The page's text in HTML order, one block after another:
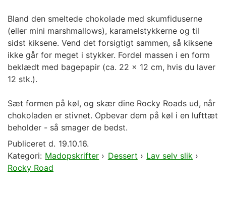
Bland den smeltede chokolade med skumfiduserne
(eller mini marshmallows), karamelstykkerne og til
sidst kiksene. Vend det forsigtigt sammen, så kiksene
ikke går for meget i stykker. Fordel massen i en form
beklædt med bagepapir (ca. 22 x 12 cm, hvis du laver
12 stk.).
Sæt formen på køl, og skær dine Rocky Roads ud, når
chokoladen er stivnet. Opbevar dem på køl i en lufttæt
beholder - så smager de bedst.
Publiceret d. 19.10.16.
Kategori: Madopskrifter › Dessert › Lav selv slik ›
Rocky Road